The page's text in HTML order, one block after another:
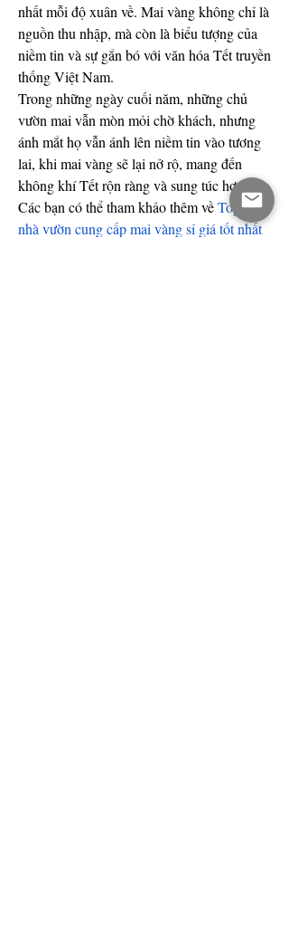
nhất mỗi độ xuân về. Mai vàng không chỉ là
nguồn thu nhập, mà còn là biểu tượng của
niềm tin và sự gắn bó với văn hóa Tết truyền
thống Việt Nam.
Trong những ngày cuối năm, những chủ
vườn mai vẫn mòn mỏi chờ khách, nhưng
ánh mắt họ vẫn ánh lên niềm tin vào tương
lai, khi mai vàng sẽ lại nở rộ, mang đến
không khí Tết rộn ràng và sung túc hơn.
Các bạn có thể tham khảo thêm về Top 5
nhà vườn cung cấp mai vàng sỉ giá tốt nhất